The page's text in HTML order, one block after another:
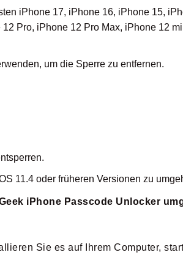
iPhone 17, iPhone 16, iPhone 15,
Pro, iPhone 12 Pro Max, iPhone 12
um die Sperre zu entfernen.
11.4 oder früheren Versionen zu
iPhone Passcode Unlocker
Sie es auf Ihrem Computer,